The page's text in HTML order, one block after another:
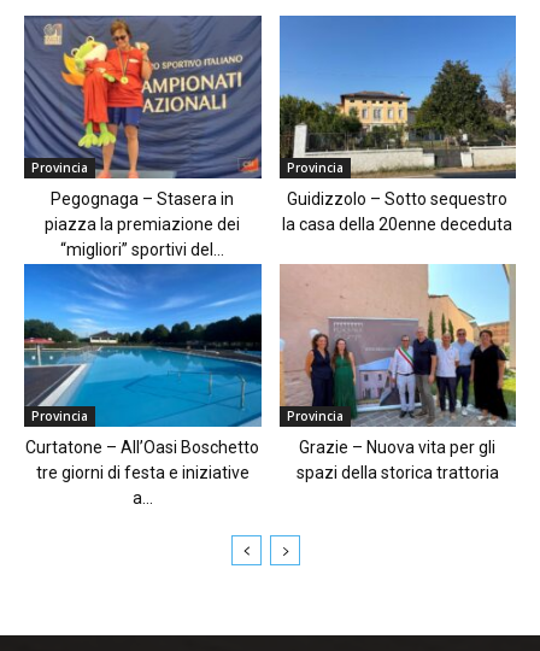
Provincia
Pegognaga – Stasera in
piazza la premiazione dei
“migliori” sportivi del...
Provincia
Guidizzolo – Sotto sequestro
la casa della 20enne deceduta
Provincia
Curtatone – All’Oasi Boschetto
tre giorni di festa e iniziative
a...
Provincia
Grazie – Nuova vita per gli
spazi della storica trattoria